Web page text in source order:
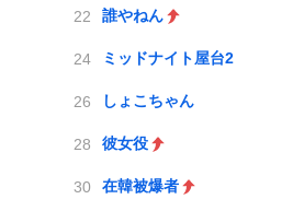
誰やねん
ミッドナイト屋台2
しょこちゃん
彼女役
在韓被爆者